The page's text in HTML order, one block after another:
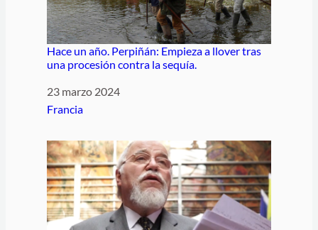
Hace un año. Perpiñán: Empieza a llover tras
una procesión contra la sequía.
Fecha
23 marzo 2024
Respecto a
Francia